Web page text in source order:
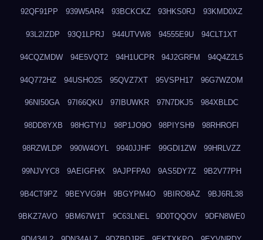
92QF91PP 939W5AR4 93BCKCKZ 93HKS0RJ 93KMD0XZ
93L2IZDP 93Q1LPRJ 944UTVW8 94555E9U 94CLT1XT
94CQZMDW 94E5VQT2 94H1UCPR 94J2GRFM 94Q4Z2L5
94Q772HZ 94USHO25 95QVZ7XT 95VSPH17 96G7WZOM
96NI50GA 97I66QKU 97IBUWKR 97N7DKJ5 984XBLDC
98DD8YXB 98HGTYIJ 98P1JO9O 98PIYSH9 98RHROFI
98RZWLDP 990W4OYL 9940JJHF 99GDI1ZW 99HRLVZZ
99NJVYC8 9AEIGFHX 9AJPFPA0 9AS5DY7Z 9B2V77PH
9B4CT9PZ 9BEYVG9H 9BGYPM4O 9BIRO8AZ 9BJ6RL38
9BKZ7AVO 9BM67W1T 9C63LNEL 9D0TQQOV 9DFN8WE0